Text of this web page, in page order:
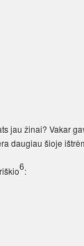
jau žinai? Vakar
daugiau šioje
6: